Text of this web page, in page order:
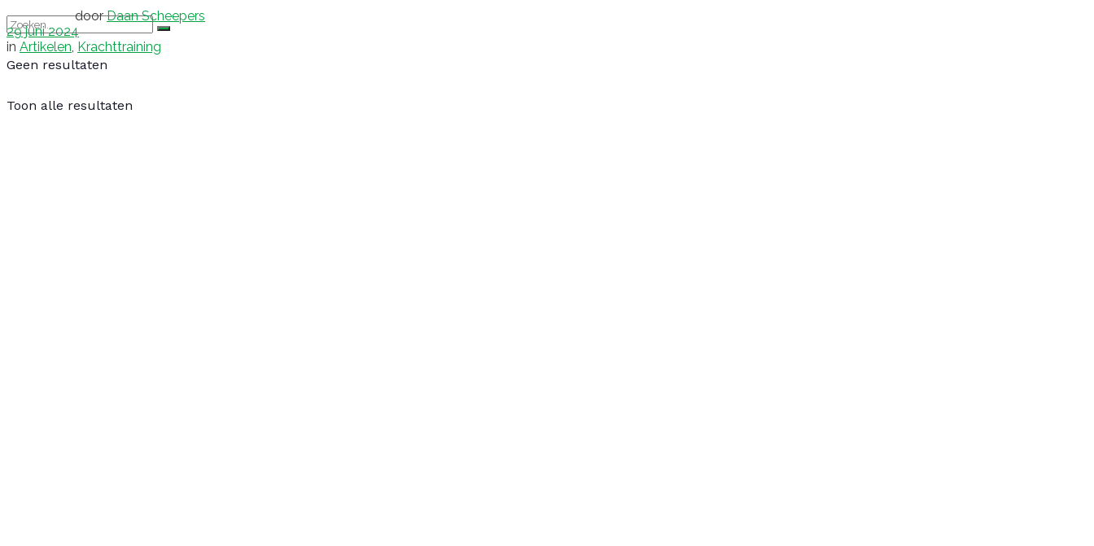
Geen resultaten
Toon alle resultaten
door Daan Scheepers
29 juni 2024
in Artikelen, Krachttraining